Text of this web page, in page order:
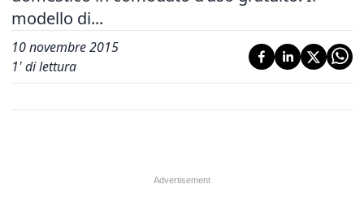
modello di...
10 novembre 2015
1' di lettura